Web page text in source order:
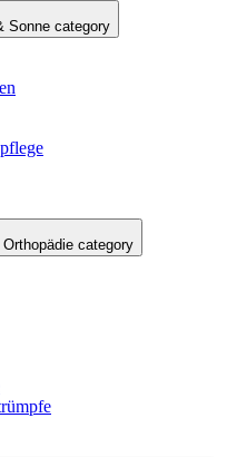
Sonne category
category